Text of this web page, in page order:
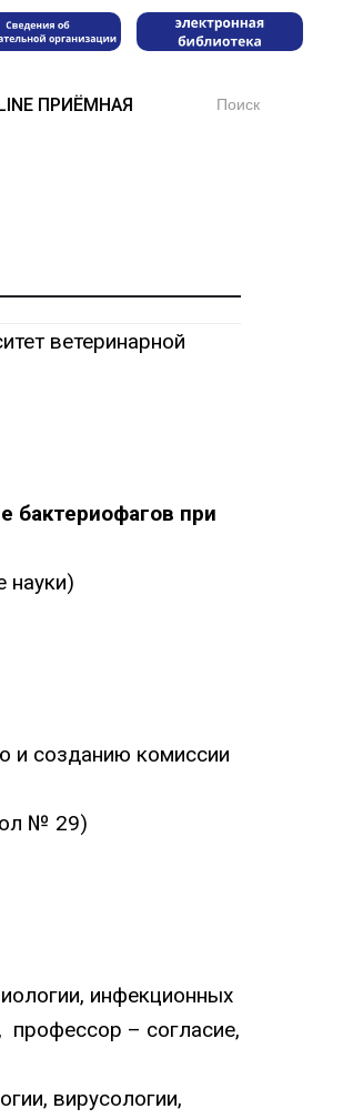
ПРИЁМНАЯ for:
ветеринарной
бактериофагов при
науки)
и созданию комиссии
№ 29)
инфекционных
профессор – согласие,
вирусологии,